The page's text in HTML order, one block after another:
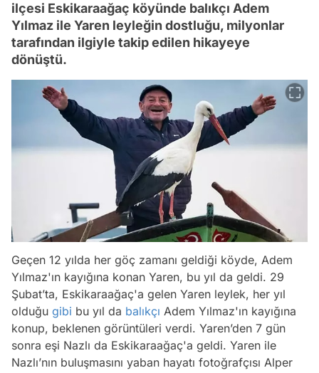
ilçesi Eskikaraağaç köyünde balıkçı Adem
Yılmaz ile Yaren leyleğin dostluğu, milyonlar
tarafından ilgiyle takip edilen hikayeye
dönüştü.
Geçen 12 yılda her göç zamanı geldiği köyde, Adem
Yılmaz'ın kayığına konan Yaren, bu yıl da geldi. 29
Şubat’ta, Eskikaraağaç'a gelen Yaren leylek, her yıl
olduğu gibi bu yıl da balıkçı Adem Yılmaz'ın kayığına
konup, beklenen görüntüleri verdi. Yaren’den 7 gün
sonra eşi Nazlı da Eskikaraağaç'a geldi. Yaren ile
Nazlı’nın buluşmasını yaban hayatı fotoğrafçısı Alper